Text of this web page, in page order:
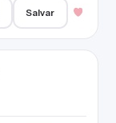
Salvar